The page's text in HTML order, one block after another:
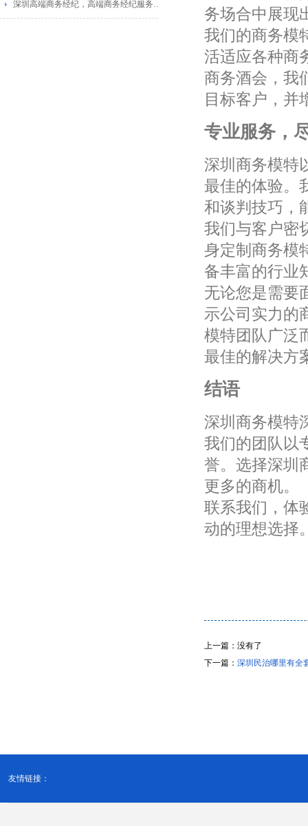
深圳高端商务经纪，高端商务经纪服务，尽享商务待遇！_1
务场合中展现
我们的商务模
活适应各种商
商务酒会，我
目标客户，并
专业服务，
深圳商务模特
最佳的体验。
和谈判技巧，
我们与客户密
身定制商务模
备丰富的行业
无论您是需要
示公司实力的
模特团队广泛
最佳的解决方
结语
深圳商务模特
我们的团队以
誉。选择深圳
更多的商机。
联系我们，体
动的理想选择
上一篇：没有了
下一篇： 深圳民治哪里有全
友情链接：